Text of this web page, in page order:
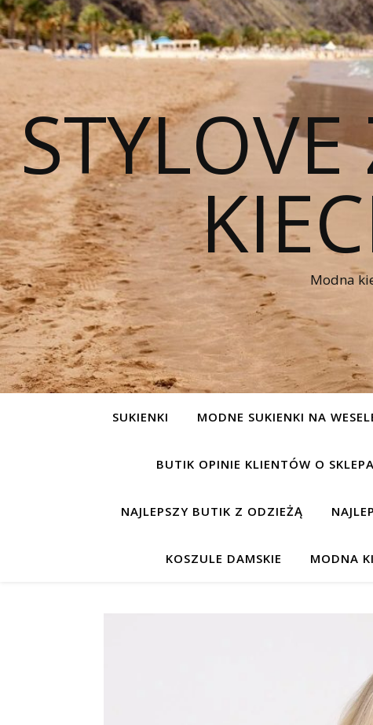
Modna
SUKIENKI MODNE SUKIENKI NA
BUTIK OPINIE KLIENTÓW O
NAJLEPSZY BUTIK Z ODZIEŻĄ
KOSZULE DAMSKIE MODNA